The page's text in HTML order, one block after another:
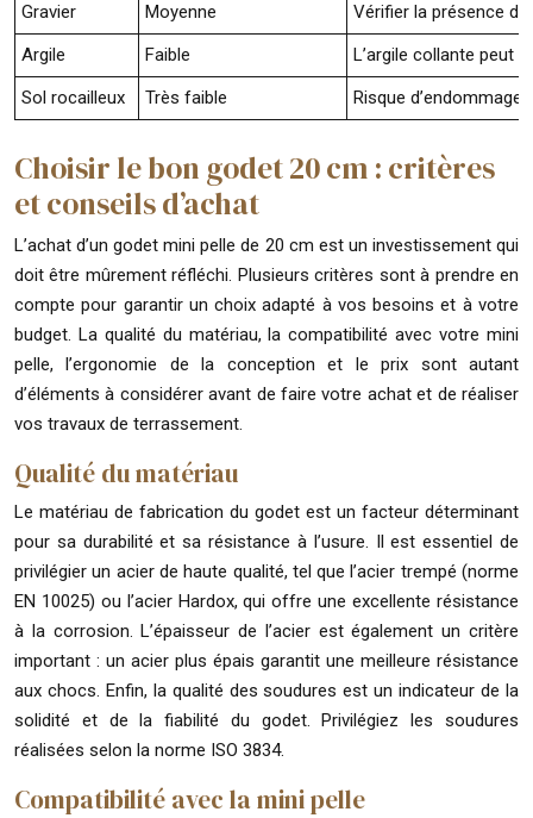
Gravier
Moyenne
Vérifier la présence
Argile
Faible
L’argile collante peut
Sol rocailleux
Très faible Risque
Choisir le bon godet 20 cm : critères
et conseils d’achat
L’achat d’un godet mini pelle de 20 cm est un investissement qui
doit être mûrement réfléchi. Plusieurs critères sont à prendre en
compte pour garantir un choix adapté à vos besoins et à votre
budget. La qualité du matériau, la compatibilité avec votre mini
pelle, l’ergonomie de la conception et le prix sont autant
d’éléments à considérer avant de faire votre achat et de réaliser
vos travaux de terrassement.
Qualité du matériau
Le matériau de fabrication du godet est un facteur déterminant
pour sa durabilité et sa résistance à l’usure. Il est essentiel de
privilégier un acier de haute qualité, tel que l’acier trempé (norme
EN 10025) ou l’acier Hardox, qui offre une excellente résistance
à la corrosion. L’épaisseur de l’acier est également un critère
important : un acier plus épais garantit une meilleure résistance
aux chocs. Enfin, la qualité des soudures est un indicateur de la
solidité et de la fiabilité du godet. Privilégiez les soudures
réalisées selon la norme ISO 3834.
Compatibilité avec la mini pelle